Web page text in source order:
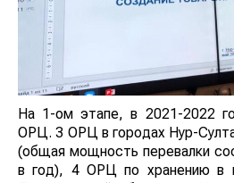
На 1-ом этапе, в 2021-2022
ОРЦ. 3 ОРЦ в городах Нур-
(общая мощность перевалки
в год), 4 ОРЦ по хранению в